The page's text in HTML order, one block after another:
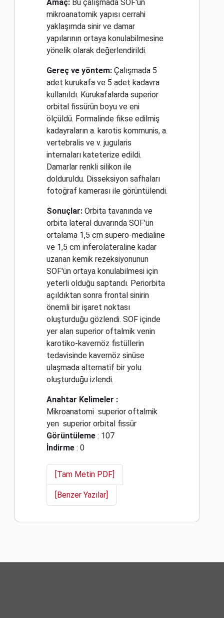
Amaç: Bu çalışmada SOF'ün
mikroanatomik yapısı cerrahi
yaklaşımda sinir ve damar
yapılarının ortaya konulabilmesine
yönelik olarak değerlendirildi.
Gereç ve yöntem: Çalışmada 5
adet kurukafa ve 5 adet kadavra
kullanıldı. Kurukafalarda superior
orbital fissürün boyu ve eni
ölçüldü. Formalinde fikse edilmiş
kadayraların a. karotis kommunis, a.
vertebralis ve v. jugularis
internaları kateterize edildi.
Damarlar renkli silikon ile
dolduruldu. Disseksiyon safhaları
fotoğraf kamerası ile görüntülendi.
Sonuçlar: Orbita tavanında ve
orbita lateral duvarında SOF'ün
ortalama 1,5 cm supero-medialine
ve 1,5 cm inferolateraline kadar
uzanan kemik rezeksiyonunun
SOF'ün ortaya konulabilmesi için
yeterli olduğu saptandı. Periorbita
açıldıktan sonra frontal sinirin
önemli bir işaret noktası
oluşturduğu gözlendi. SOF içinde
yer alan superior oftalmik venin
karotiko-kavernöz fistüllerin
tedavisinde kavernöz sinüse
ulaşmada alternatif bir yolu
oluşturduğu izlendi.
Anahtar Kelimeler :
Mikroanatomi superior oftalmik
yen superior orbital fissür
Görüntüleme : 107
İndirme : 0
[Tam Metin PDF]
[Benzer Yazılar]